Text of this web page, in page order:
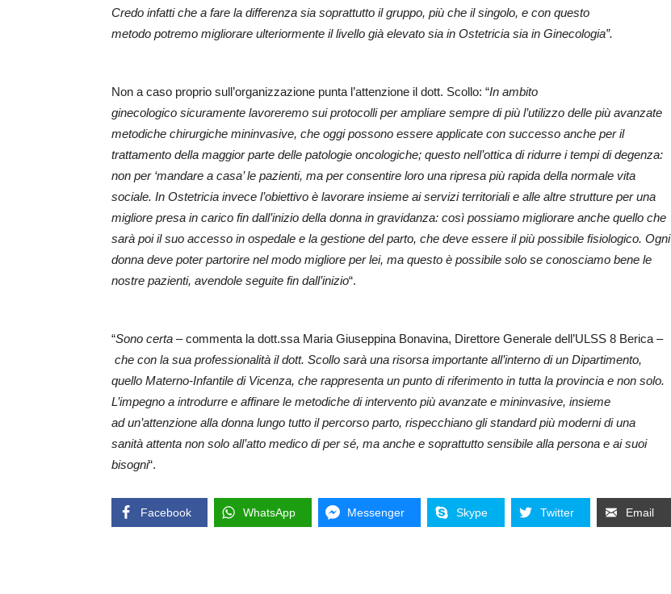
Credo infatti che a fare la differenza sia soprattutto il gruppo, più che il singolo, e con questo
metodo potremo migliorare ulteriormente il livello già elevato sia in Ostetricia sia in Ginecologia”.
Non a caso proprio sull’organizzazione punta l’attenzione il dott. Scollo: “In ambito
ginecologico sicuramente lavoreremo sui protocolli per ampliare sempre di più l’utilizzo delle più avanzate
metodiche chirurgiche mininvasive, che oggi possono essere applicate con successo anche per il
trattamento della maggior parte delle patologie oncologiche; questo nell’ottica di ridurre i tempi di degenza:
non per ‘mandare a casa’ le pazienti, ma per consentire loro una ripresa più rapida della normale vita
sociale. In Ostetricia invece l’obiettivo è lavorare insieme ai servizi territoriali e alle altre strutture per una
migliore presa in carico fin dall’inizio della donna in gravidanza: così possiamo migliorare anche quello che
sarà poi il suo accesso in ospedale e la gestione del parto, che deve essere il più possibile fisiologico. Ogni
donna deve poter partorire nel modo migliore per lei, ma questo è possibile solo se conosciamo bene le
nostre pazienti, avendole seguite fin dall’inizio“.
“Sono certa – commenta la dott.ssa Maria Giuseppina Bonavina, Direttore Generale dell’ULSS 8 Berica –
che con la sua professionalità il dott. Scollo sarà una risorsa importante all’interno di un Dipartimento,
quello Materno-Infantile di Vicenza, che rappresenta un punto di riferimento in tutta la provincia e non solo.
L’impegno a introdurre e affinare le metodiche di intervento più avanzate e mininvasive, insieme
ad un’attenzione alla donna lungo tutto il percorso parto, rispecchiano gli standard più moderni di una
sanità attenta non solo all’atto medico di per sé, ma anche e soprattutto sensibile alla persona e ai suoi
bisogni“.
Facebook WhatsApp Messenger Skype Twitter Email